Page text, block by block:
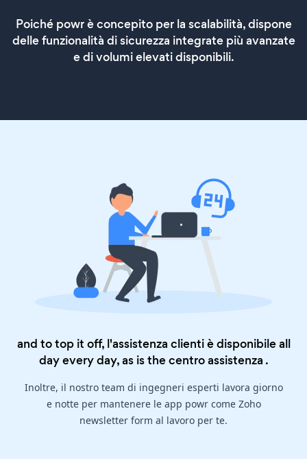
Poiché powr è concepito per la scalabilità, dispone
delle funzionalità di sicurezza integrate più avanzate
e di volumi elevati disponibili.
and to top it off, l'assistenza clienti è disponibile all
day every day, as is thecentro assistenza .
Inoltre, il nostro team di ingegneri esperti lavora giorno
e notte per mantenere le app powr come Zoho
newsletter form al lavoro per te.